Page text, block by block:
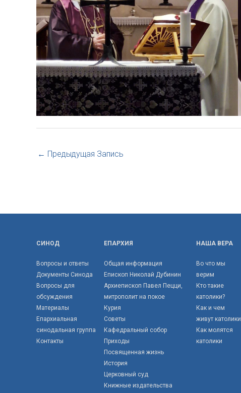
← Предыдущая Запись
СИНОД
Вопросы и ответы
Документы Синода
Вопросы для
обсуждения
Материалы
Епархиальная
синодальная группа
Контакты
ЕПАРХИЯ
Общая информация
Епископ Николай Дубинин
Архиепископ Павел Пецци,
митрополит на покое
Курия
Советы
Кафедральный собор
Приходы
Посвященная жизнь
История
Церковный суд
Книжные издательства
НАША ВЕРА
Во что мы
верим
Кто такие
католики?
Как и чем
живут католики
Как молятся
католики